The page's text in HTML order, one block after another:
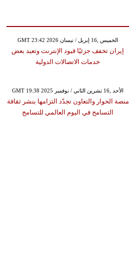
GMT 23:42 2026 الخميس ,16 إبريل / نيسان
إيران تخفف جزئيًا قيود الإنترنت وتعيد بعض
خدمات الاتصالات الدولية
GMT 19:38 2025 الأحد ,16 تشرين الثاني / نوفمبر
منصة الحوار والتعاون تجدّد التزامها بنشر ثقافة
التسامح في اليوم العالمي للتسامح